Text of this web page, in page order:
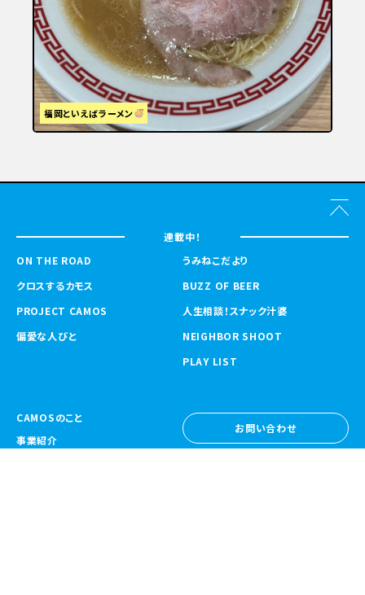
福岡といえばラーメン
連載中！
ON THE ROAD
クロスするカモス
PROJECT CAMOS
偏愛な人びと
うみねこだより
BUZZ OF BEER
人生相談！スナック汁婆
NEIGHBOR SHOOT
PLAY LIST
CAMOSのこと
事業紹介
お問い合わせ